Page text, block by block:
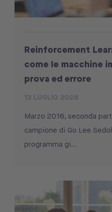
Reinforcement
come le macchine
prova ed errore
Marzo 2016, seconda
campione di Go Lee
programma gi...